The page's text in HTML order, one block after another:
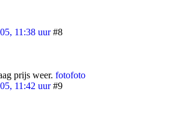
11:38 uur #8
prijs weer. fotofoto
11:42 uur #9